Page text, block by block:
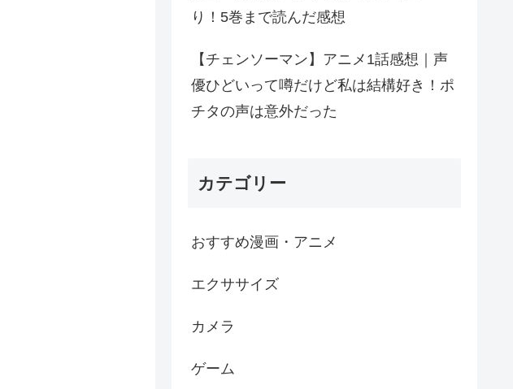
り！5巻まで読んだ感想
【チェンソーマン】アニメ1話感想｜声
優ひどいって噂だけど私は結構好き！ポ
チタの声は意外だった
カテゴリー
おすすめ漫画・アニメ
エクササイズ
カメラ
ゲーム